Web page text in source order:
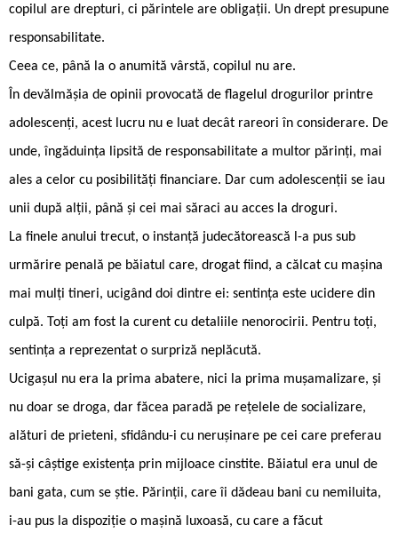
copilul are drepturi, ci părintele are obligații. Un drept presupune
responsabilitate.
Ceea ce, până la o anumită vârstă, copilul nu are.
În devălmășia de opinii provocată de flagelul drogurilor printre
adolescenți, acest lucru nu e luat decât rareori în considerare. De
unde, îngăduința lipsită de responsabilitate a multor părinți, mai
ales a celor cu posibilități financiare. Dar cum adolescenții se iau
unii după alții, până și cei mai săraci au acces la droguri.
La finele anului trecut, o instanță judecătorească l-a pus sub
urmărire penală pe băiatul care, drogat fiind, a călcat cu mașina
mai mulți tineri, ucigând doi dintre ei: sentința este ucidere din
culpă. Toți am fost la curent cu detaliile nenorocirii. Pentru toți,
sentința a reprezentat o surpriză neplăcută.
Ucigașul nu era la prima abatere, nici la prima mușamalizare, și
nu doar se droga, dar făcea paradă pe rețelele de socializare,
alături de prieteni, sfidându-i cu nerușinare pe cei care preferau
să-și câștige existența prin mijloace cinstite. Băiatul era unul de
bani gata, cum se știe. Părinții, care îi dădeau bani cu nemiluita,
i-au pus la dispoziție o mașină luxoasă, cu care a făcut